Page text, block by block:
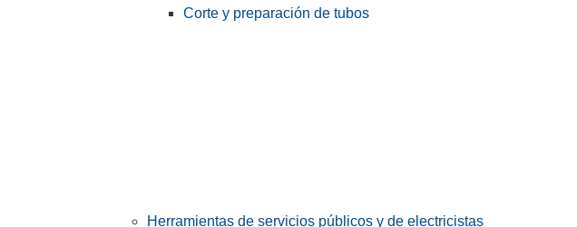
Corte y preparación de tubos
Herramientas de servicios públicos y de electricistas